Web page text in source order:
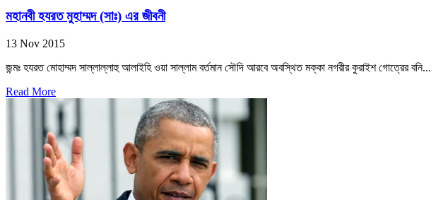
মহানবী হযরত মুহাম্মদ (সাঃ) এর জীবনী
13 Nov 2015
জন্মঃ হযরত মোহাম্মদ সাল্লাল্লাহু আলাইহি ওয়া সাল্লাম বর্তমান সৌদি আরবে অবস্থিত মক্কা নগরীর কুরাইশ গোত্রের বনি...
Read More